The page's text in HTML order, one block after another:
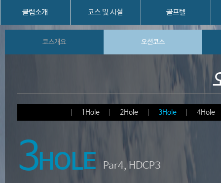
클럽소개 코스 및 시설 골프텔
코스개요 오션코스
1Hole 2Hole 3Hole 4Hole
3HOLE Par4, HDCP3